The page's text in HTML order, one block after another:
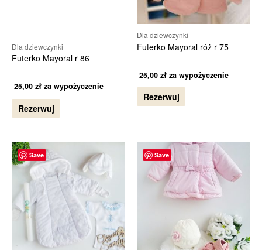
Dla dziewczynki
Futerko Mayoral r 86
25,00 zł za wypożyczenie
Rezerwuj
Dla dziewczynki
Futerko Mayoral róż r 75
25,00 zł za wypożyczenie
Rezerwuj
Save Save